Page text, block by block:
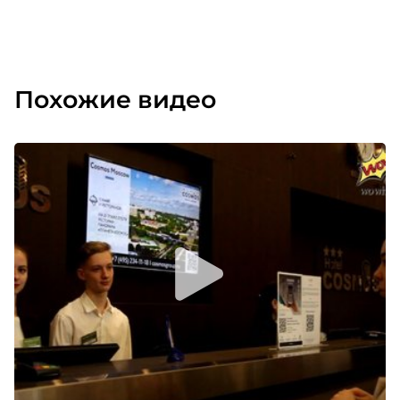
могут учитывать особенности каждого,
Мы в дирекции по управлению персоналом и
АХО считаем, что проект на 100% выполнил свою
задачу и улучшил внутренние коммуникации
между сотрудниками «МФЦ Полюс».
При использовании материала гиперссылка на
соответствующую страницу портала HR-tv.ru
обязательна
Подробнее о кейсе -
Как «МФЦ Полюс»
гармонизирует пространство и рабочее
общение
Похожие видео